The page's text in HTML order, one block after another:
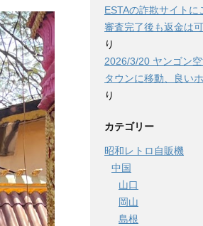
ESTAの詐欺サイトに
審査完了後も返金は
り
2026/3/20 ヤンゴン
タウンに移動、良い
り
カテゴリー
昭和レトロ自販機
中国
山口
岡山
島根